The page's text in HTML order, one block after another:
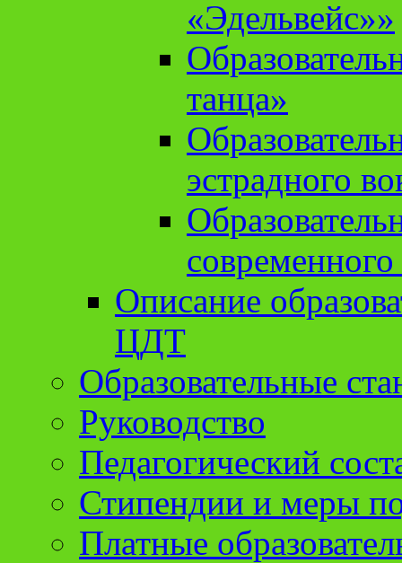
«Эдельвейс»»
танца»
эстрадного
Описание
ЦДТ
Образовательные
Руководство
Педагогический
Стипендии и меры
Платные